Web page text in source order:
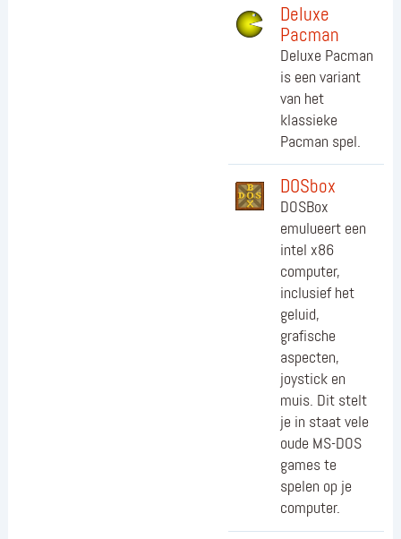
Deluxe
Pacman
Deluxe Pacman
is een variant
van het
klassieke
Pacman spel.
DOSbox
DOSBox
emulueert een
intel x86
computer,
inclusief het
geluid,
grafische
aspecten,
joystick en
muis. Dit stelt
je in staat vele
oude MS-DOS
games te
spelen op je
computer.